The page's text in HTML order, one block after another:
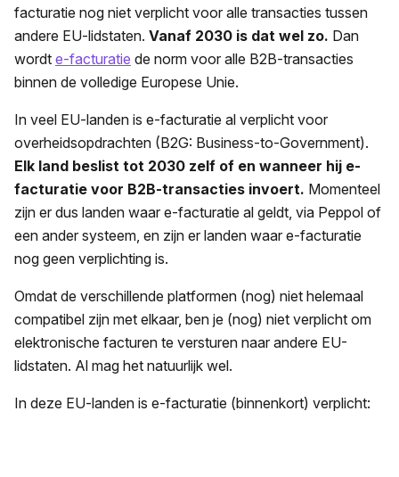
facturatie nog niet verplicht voor alle transacties tussen
andere EU-lidstaten. Vanaf 2030 is dat wel zo. Dan
wordt e-facturatie de norm voor alle B2B-transacties
binnen de volledige Europese Unie.
In veel EU-landen is e-facturatie al verplicht voor
overheidsopdrachten (B2G: Business-to-Government).
Elk land beslist tot 2030 zelf of en wanneer hij e-
facturatie voor B2B-transacties invoert. Momenteel
zijn er dus landen waar e-facturatie al geldt, via Peppol of
een ander systeem, en zijn er landen waar e-facturatie
nog geen verplichting is.
Omdat de verschillende platformen (nog) niet helemaal
compatibel zijn met elkaar, ben je (nog) niet verplicht om
elektronische facturen te versturen naar andere EU-
lidstaten. Al mag het natuurlijk wel.
In deze EU-landen is e-facturatie (binnenkort) verplicht: